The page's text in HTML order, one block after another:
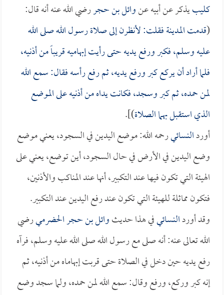
كليبيذكر عن أبيه عنوائل بن حجررضي الله عنه أنه قال:
(قدمت المدينة فقلت: لأنظرن إلى صلاة رسول الله صلى الله
عليه وسلم، فكبر ورفع يديه حتى رأيت إبهاميه قريباً من أذنيه،
فلما أراد أن يركع كبر ورفع يديه، ثم رفع رأسه فقال: سمع الله
لمن حمده، ثم كبر وسجد، فكانت يداه من أذنيه على الموضع
الذي استقبل بهما الصلاة)].
أوردالنسائيرحمه الله: موضع اليدين في السجود، يعني موضع
وضع اليدين في الأرض في حال السجود، أين توضع، يعني على
الهيئة التي تكون فيها عند التكبير، أنها عند المناكب والأذنين،
فتكون مماثلة للهيئة التي تكون عند رفع اليدين عند التكبير.
وقد أوردالنسائيفي هذا حديثوائل بن حجر الحضرميرضي
الله تعالى عنه: أنه صلى مع رسول الله صلى الله عليه وسلم، فرآه
رفع يديه حين دخل في الصلاة حتى قربت إبهاماه من أذنيه، ثم
إنه كبر وركع، ورفع وقال: سمع الله لمن حمده، ولما سجد وضع